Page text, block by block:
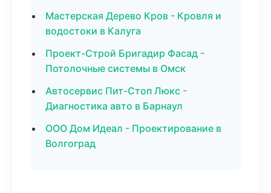
Мастерская Дерево Кров - Кровля и
водостоки в Калуга
Проект-Строй Бригадир Фасад -
Потолочные системы в Омск
Автосервис Пит-Стоп Люкс -
Диагностика авто в Барнаул
ООО Дом Идеал - Проектирование в
Волгоград